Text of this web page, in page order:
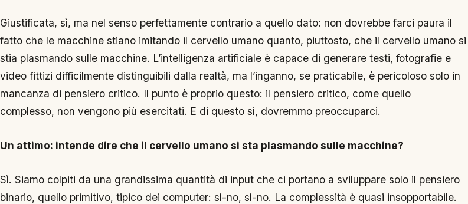
Giustificata, sì, ma nel senso perfettamente contrario a quello dato: non dovrebbe farci paura il
fatto che le macchine stiano imitando il cervello umano quanto, piuttosto, che il cervello umano si
stia plasmando sulle macchine. L’intelligenza artificiale è capace di generare testi, fotografie e
video fittizi difficilmente distinguibili dalla realtà, ma l’inganno, se praticabile, è pericoloso solo in
mancanza di pensiero critico. Il punto è proprio questo: il pensiero critico, come quello
complesso, non vengono più esercitati. E di questo sì, dovremmo preoccuparci.
Un attimo: intende dire che il cervello umano si sta plasmando sulle macchine?
Sì. Siamo colpiti da una grandissima quantità di input che ci portano a sviluppare solo il pensiero
binario, quello primitivo, tipico dei computer: sì-no, sì-no. La complessità è quasi insopportabile.